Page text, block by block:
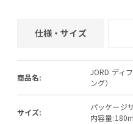
仕様・サイズ
商品名:
JORD ディ
ング）
サイズ:
パッケージ
内容量